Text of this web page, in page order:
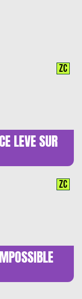
LEVE SUR
ZC
ZC